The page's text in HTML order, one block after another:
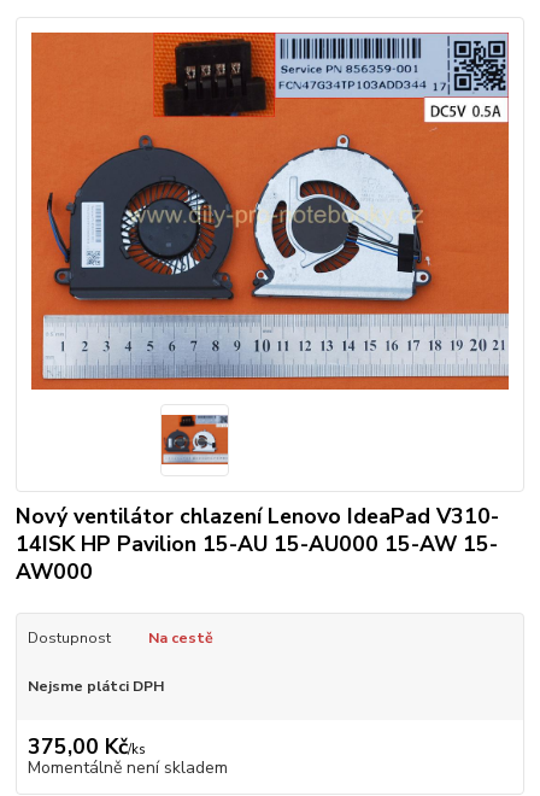
Nový ventilátor chlazení Lenovo IdeaPad V310-
14ISK HP Pavilion 15-AU 15-AU000 15-AW 15-
AW000
Dostupnost Na cestě
Nejsme plátci DPH
375,00 Kč/ks
Momentálně není skladem